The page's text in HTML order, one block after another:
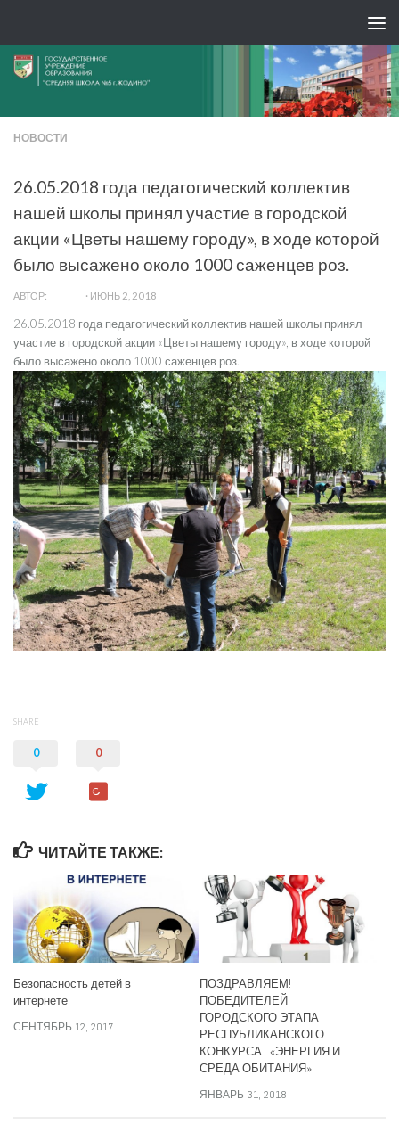
НОВОСТИ
26.05.2018 года педагогический коллектив
нашей школы принял участие в городской
акции «Цветы нашему городу», в ходе которой
было высажено около 1000 саженцев роз.
АВТОР: · ИЮНЬ 2, 2018
26.05.2018 года педагогический коллектив нашей школы принял
участие в городской акции «Цветы нашему городу», в ходе которой
было высажено около 1000 саженцев роз.
SHARE
0 0
ЧИТАЙТЕ ТАКЖЕ:
Безопасность детей в
интернете
СЕНТЯБРЬ 12, 2017
ПОЗДРАВЛЯЕМ!
ПОБЕДИТЕЛЕЙ
ГОРОДСКОГО ЭТАПА
РЕСПУБЛИКАНСКОГО
КОНКУРСА «ЭНЕРГИЯ И
СРЕДА ОБИТАНИЯ»
ЯНВАРЬ 31, 2018